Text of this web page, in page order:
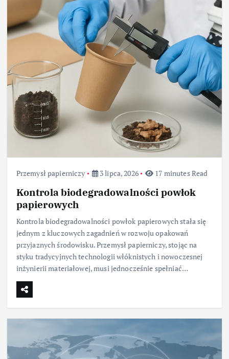
Przemysł papierniczy 3 lipca, 2026 17 minutes Read
Kontrola biodegradowalności powłok
papierowych
Kontrola biodegradowalności powłok papierowych stała się
jednym z kluczowych zagadnień w rozwoju opakowań
przyjaznych środowisku. Przemysł papierniczy, stojąc na
styku tradycyjnych technologii włóknistych i nowoczesnej
inżynierii materiałowej, musi jednocześnie spełniać…